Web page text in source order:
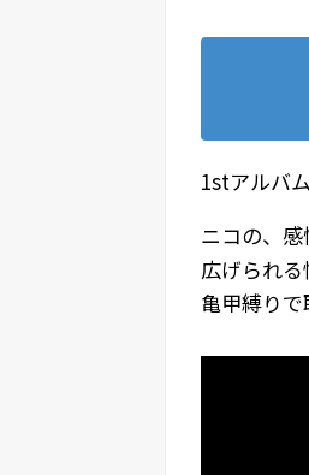
1stアルバ
ニコの、
広げられ
亀甲縛りで